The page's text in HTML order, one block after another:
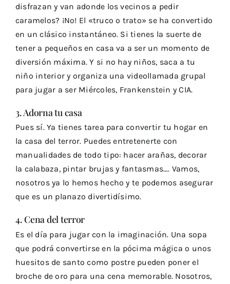
disfrazan y van adonde los vecinos a pedir
caramelos? ¡No! El «truco o trato» se ha convertido
en un clásico instantáneo. Si tienes la suerte de
tener a pequeños en casa va a ser un momento de
diversión máxima. Y si no hay niños, saca a tu
niño interior y organiza una videollamada grupal
para jugar a ser Miércoles, Frankenstein y CIA.
3. Adorna tu casa
Pues sí. Ya tienes tarea para convertir tu hogar en
la casa del terror. Puedes entretenerte con
manualidades de todo tipo: hacer arañas, decorar
la calabaza, pintar brujas y fantasmas…. Vamos,
nosotros ya lo hemos hecho y te podemos asegurar
que es un planazo divertidísimo.
4. Cena del terror
Es el día para jugar con la imaginación. Una sopa
que podrá convertirse en la pócima mágica o unos
huesitos de santo como postre pueden poner el
broche de oro para una cena memorable. Nosotros,